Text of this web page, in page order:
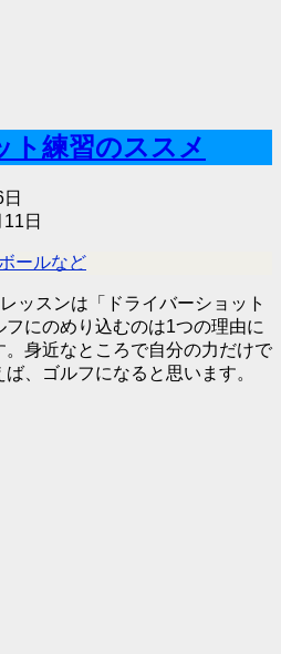
ト練習のススメ
日
ールなど
ッスンは「ドライバーショット
にのめり込むのは1つの理由に
身近なところで自分の力だけで
、ゴルフになると思います。